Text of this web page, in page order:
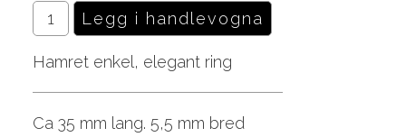
Hamret enkel, elegant ring
Ca 35 mm lang. 5,5 mm bred